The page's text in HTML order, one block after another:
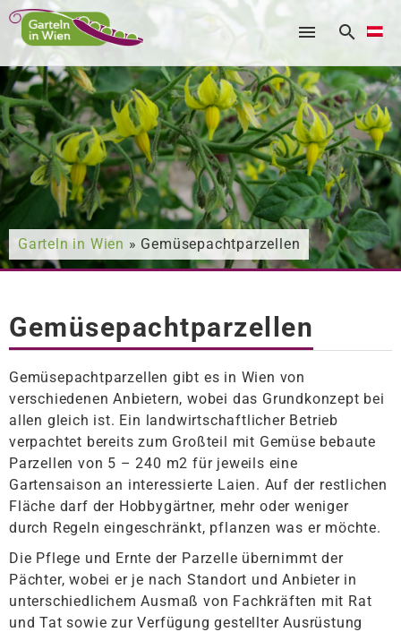
Nach was suchen Sie?
Garteln in Wien » Gemüsepachtparzellen
Gemüsepachtparzellen
Gemüsepachtparzellen gibt es in Wien von
verschiedenen Anbietern, wobei das Grundkonzept bei
allen gleich ist. Ein landwirtschaftlicher Betrieb
verpachtet bereits zum Großteil mit Gemüse bebaute
Parzellen von 5 – 240 m2 für jeweils eine
Gartensaison an interessierte Laien. Auf der restlichen
Fläche darf der Hobbygärtner, mehr oder weniger
durch Regeln eingeschränkt, pflanzen was er möchte.
Die Pflege und Ernte der Parzelle übernimmt der
Pächter, wobei er je nach Standort und Anbieter in
unterschiedlichem Ausmaß von Fachkräften mit Rat
und Tat sowie zur Verfügung gestellter Ausrüstung